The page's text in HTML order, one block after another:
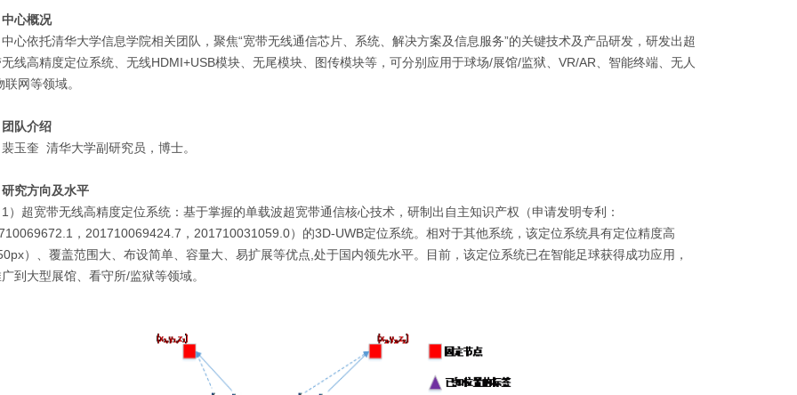
心概况
依托清华大学信息学院相关团队，聚焦“宽带无线通信芯片、系统、解决方案及信息服务”的关键技术及产品研发，研发出超
线高精度定位系统、无线HDMI+USB模块、无尾模块、图传模块等，可分别应用于球场/展馆/监狱、VR/AR、智能终端、无人
联网等领域。
队介绍
奎 清华大学副研究员，博士。
究方向及水平
宽带无线高精度定位系统：基于掌握的单载波超宽带通信核心技术，研制出自主知识产权（申请发明专利：
，201710069424.7，201710031059.0）的3D-UWB定位系统。相对于其他系统，该定位系统具有定位精度高
）、覆盖范围大、布设简单、容量大、易扩展等优点,处于国内领先水平。目前，该定位系统已在智能足球获得成功应用，
到大型展馆、看守所/监狱等领域。